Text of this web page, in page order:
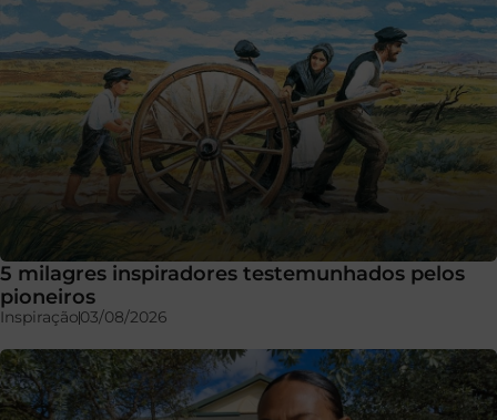
5 milagres inspiradores testemunhados pelos
pioneiros
Inspiração03/08/2026